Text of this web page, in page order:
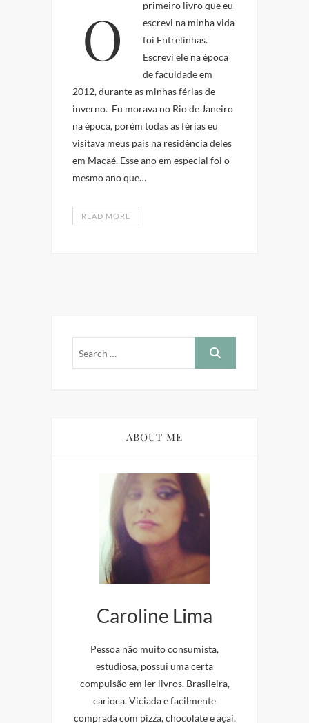
O primeiro livro que eu
escrevi na minha vida
foi Entrelinhas.
Escrevi ele na época
de faculdade em
2012, durante as minhas férias de
inverno. Eu morava no Rio de Janeiro
na época, porém todas as férias eu
visitava meus pais na residência deles
em Macaé. Esse ano em especial foi o
mesmo ano que…
READ MORE
ABOUT ME
Caroline Lima
Pessoa não muito consumista,
estudiosa, possui uma certa
compulsão em ler livros. Brasileira,
carioca. Viciada e facilmente
comprada com pizza, chocolate e açaí.